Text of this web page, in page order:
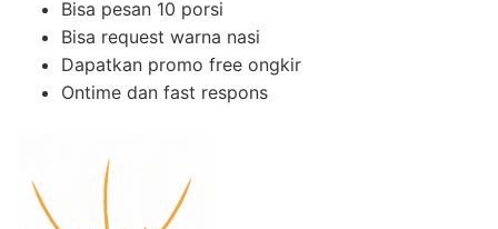
Bisa pesan 10 porsi
Bisa request warna nasi
Dapatkan promo free ongkir
Ontime dan fast respons